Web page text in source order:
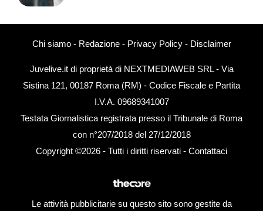
Chi siamo- Redazione- Privacy Policy- Disclaimer
Juvelive.it di proprietà di NEXTMEDIAWEB SRL - Via
Sistina 121, 00187 Roma (RM) - Codice Fiscale e Partita
I.V.A. 09689341007
Testata Giornalistica registrata presso il Tribunale di Roma
con n°207/2018 del 27/12/2018
Copyright ©2026 - Tutti i diritti riservati - Contattaci
Le attività pubblicitarie su questo sito sono gestite da